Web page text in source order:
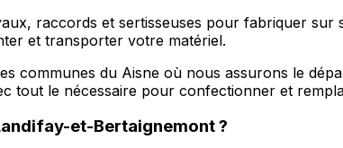
raccords et sertisseuses pour fabriquer
et transporter votre matériel.
communes du Aisne où nous assurons le
tout le nécessaire pour confectionner et
et-Bertaignemont?